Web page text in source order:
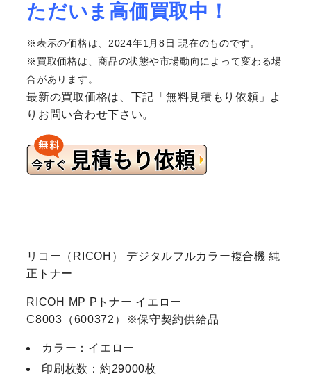
ただいま高価買取中！
※表示の価格は、2024年1月8日 現在のものです。
※買取価格は、商品の状態や市場動向によって変わる場
合があります。
最新の買取価格は、下記「無料見積もり依頼」よ
りお問い合わせ下さい。
リコー（RICOH） デジタルフルカラー複合機 純
正トナー
RICOH MP Pトナー イエロー
C8003（600372）※保守契約供給品
カラー：イエロー
印刷枚数：約29000枚